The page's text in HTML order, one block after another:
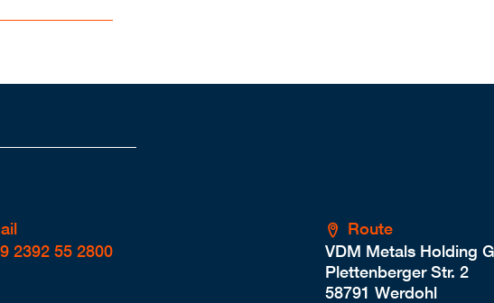
Route
VDM Metals Holding
Plettenberger Str. 2
58791 Werdohl
2392 55 2800